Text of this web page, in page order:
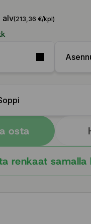
alv(213,36 €/kpl)
osta
renkaat samalla